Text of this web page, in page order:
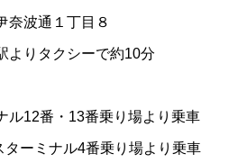
波通１丁目８
よりタクシーで約10分
ル12番・13番乗り場より乗車
ーミナル4番乗り場より乗車